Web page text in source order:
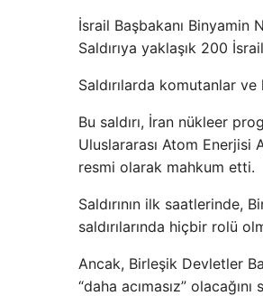
İsrail Başbakanı Binyamin
Saldırıya yaklaşık 200
Saldırılarda komutanlar
Bu saldırı, İran nükleer
Uluslararası Atom Enerjisi
resmi olarak mahkum etti.
Saldırının ilk saatlerinde,
saldırılarında hiçbir rolü
Ancak, Birleşik Devletler
“daha acımasız” olacağını